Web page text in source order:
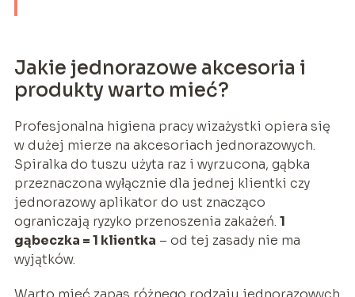
Jakie jednorazowe akcesoria i
produkty warto mieć?
Profesjonalna higiena pracy wizażystki opiera się
w dużej mierze na akcesoriach jednorazowych.
Spiralka do tuszu użyta raz i wyrzucona, gąbka
przeznaczona wyłącznie dla jednej klientki czy
jednorazowy aplikator do ust znacząco
ograniczają ryzyko przenoszenia zakażeń. 1
gąbeczka = 1 klientka – od tej zasady nie ma
wyjątków.